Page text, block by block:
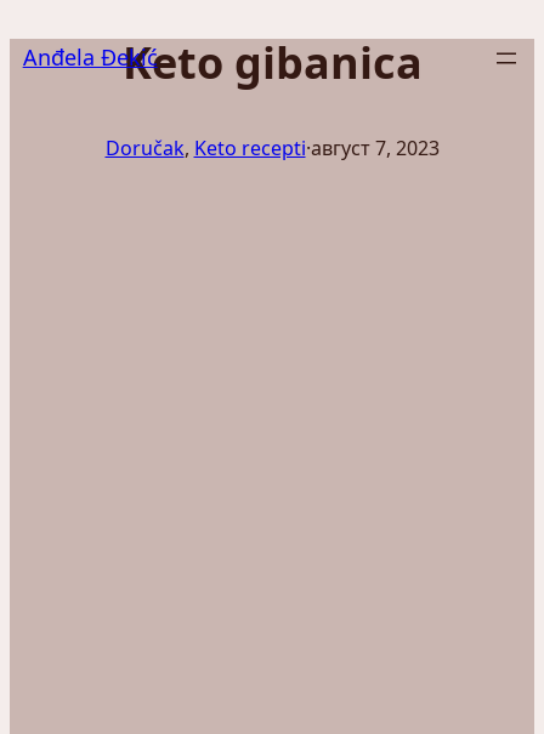
на
Anđela ĐekićKeto gibanica
Doručak, Keto recepti·август 7, 2023